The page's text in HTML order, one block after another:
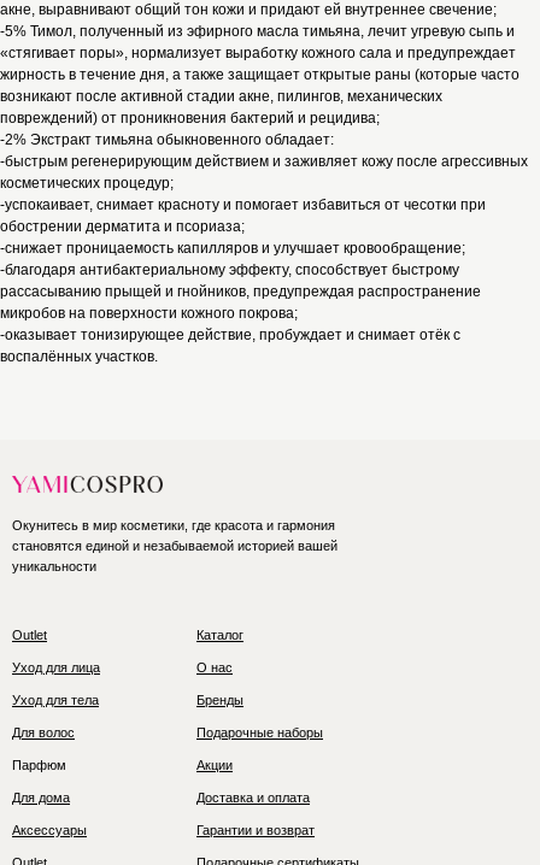
акне, выравнивают общий тон кожи и придают ей внутреннее свечение;
-5% Тимол, полученный из эфирного масла тимьяна, лечит угревую сыпь и
«стягивает поры», нормализует выработку кожного сала и предупреждает
жирность в течение дня, а также защищает открытые раны (которые часто
возникают после активной стадии акне, пилингов, механических
повреждений) от проникновения бактерий и рецидива;
-2% Экстракт тимьяна обыкновенного обладает:
-быстрым регенерирующим действием и заживляет кожу после агрессивных
косметических процедур;
-успокаивает, снимает красноту и помогает избавиться от чесотки при
обострении дерматита и псориаза;
-снижает проницаемость капилляров и улучшает кровообращение;
-благодаря антибактериальному эффекту, способствует быстрому
рассасыванию прыщей и гнойников, предупреждая распространение
микробов на поверхности кожного покрова;
-оказывает тонизирующее действие, пробуждает и снимает отёк с
воспалённых участков.
Outlet
Окунитесь в мир косметики, где красота и гармония
становятся единой и незабываемой историей вашей
уникальности
Уход для лица
Уход для тела
Для волос
Парфюм
Для дома
Аксессуары
Каталог
О нас
Бренды
Подарочные наборы
Акции
Доставка и оплата
Гарантии и возврат